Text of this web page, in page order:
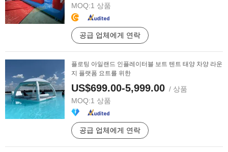
MOQ:1 상품
공급 업체에게 연락
플로팅 아일랜드 인플레이터블 보트 텐트 태양 차양 라운
지 플랫폼 요트를 위한
US$699.00-5,999.00 / 상품
MOQ:1 상품
공급 업체에게 연락